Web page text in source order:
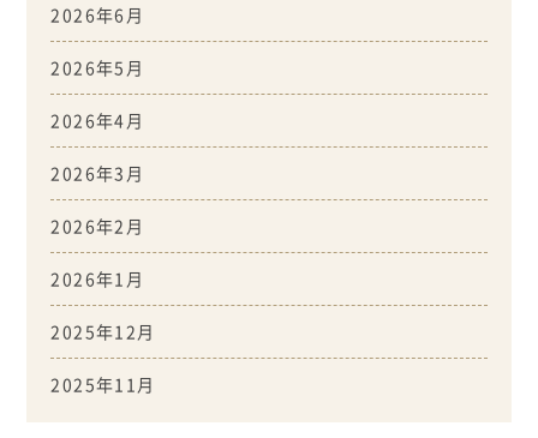
2026年6月
2026年5月
2026年4月
2026年3月
2026年2月
2026年1月
2025年12月
2025年11月